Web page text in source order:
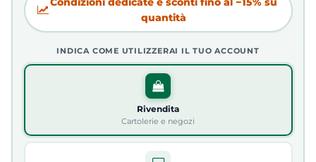
quantità
INDICA COME UTILIZZERAI IL TUO ACCOUNT
Rivendita
Cartolerie e negozi